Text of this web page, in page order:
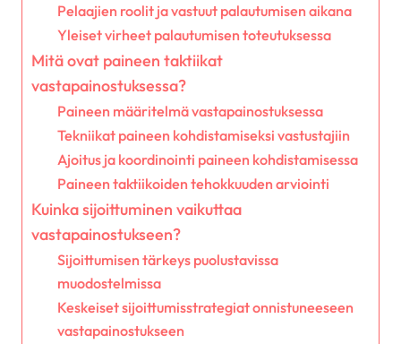
Pelaajien roolit ja vastuut palautumisen aikana
Yleiset virheet palautumisen toteutuksessa
Mitä ovat paineen taktiikat
vastapainostuksessa?
Paineen määritelmä vastapainostuksessa
Tekniikat paineen kohdistamiseksi vastustajiin
Ajoitus ja koordinointi paineen kohdistamisessa
Paineen taktiikoiden tehokkuuden arviointi
Kuinka sijoittuminen vaikuttaa
vastapainostukseen?
Sijoittumisen tärkeys puolustavissa
muodostelmissa
Keskeiset sijoittumisstrategiat onnistuneeseen
vastapainostukseen